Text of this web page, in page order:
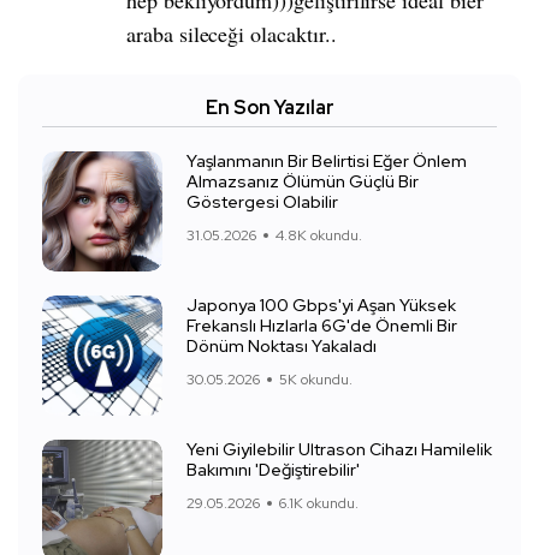
araba sileceği olacaktır..
En Son Yazılar
Yaşlanmanın Bir Belirtisi Eğer Önlem
Almazsanız Ölümün Güçlü Bir
Göstergesi Olabilir
31.05.2026 4.8K okundu.
Japonya 100 Gbps'yi Aşan Yüksek
Frekanslı Hızlarla 6G'de Önemli Bir
Dönüm Noktası Yakaladı
30.05.2026 5K okundu.
Yeni Giyilebilir Ultrason Cihazı Hamilelik
Bakımını 'Değiştirebilir'
29.05.2026 6.1K okundu.